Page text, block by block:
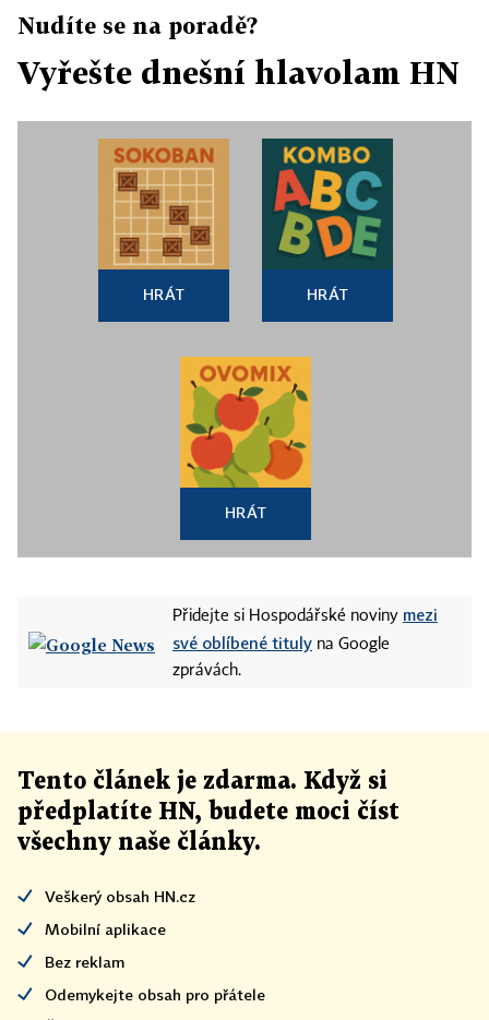
Nudíte se na poradě?
Vyřešte dnešní hlavolam HN
HRÁT HRÁT
HRÁT
Přidejte si Hospodářské noviny mezi
své oblíbené tituly na Google
zprávách.
Tento článek je zdarma. Když si
předplatíte HN, budete moci číst
všechny naše články.
Veškerý obsah HN.cz
Mobilní aplikace
Bez reklam
Odemykejte obsah pro přátele